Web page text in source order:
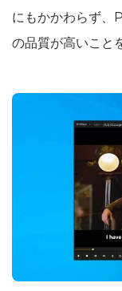
にもかかわらず、
の品質が高いこと